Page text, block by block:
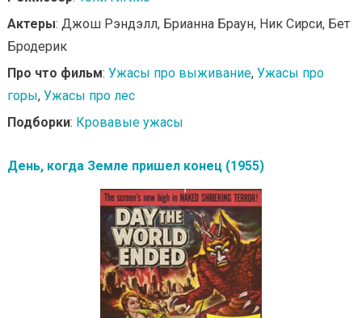
Актеры: Джош Рэндэлл, Брианна Браун, Ник Сирси, Бет
Бродерик
Про что фильм: Ужасы про выживание, Ужасы про
горы, Ужасы про лес
Подборки: Кровавые ужасы
День, когда Земле пришел конец (1955)